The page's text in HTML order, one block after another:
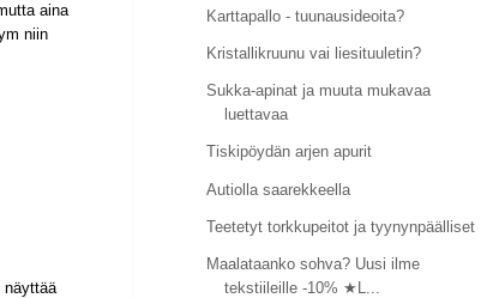
aina
niin
näyttää
Karttapallo - tuunausideoita?
Kristallikruunu vai liesituuletin?
Sukka-apinat ja muuta mukavaa
luettavaa
Tiskipöydän arjen apurit
Autiolla saarekkeella
Teetetyt torkkupeitot ja tyynynpäälliset
Maalataanko sohva? Uusi ilme
tekstiileille -10% ★L...